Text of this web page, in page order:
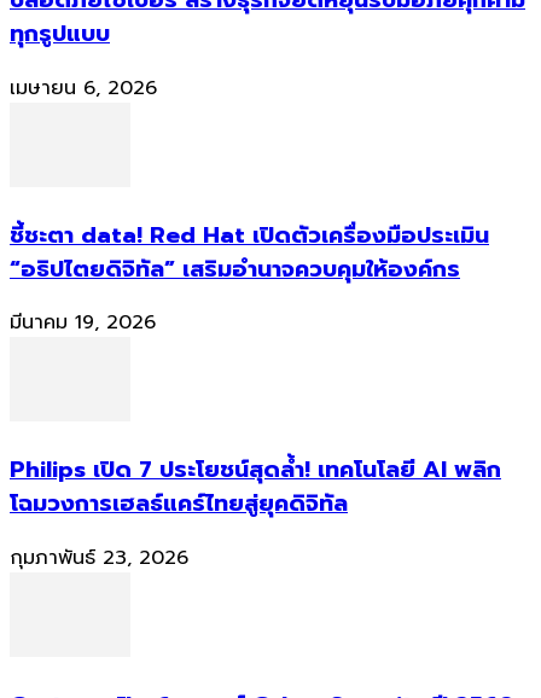
ทุกรูปแบบ
เมษายน 6, 2026
ชี้ชะตา data! Red Hat เปิดตัวเครื่องมือประเมิน
“อธิปไตยดิจิทัล” เสริมอำนาจควบคุมให้องค์กร
มีนาคม 19, 2026
Philips เปิด 7 ประโยชน์สุดล้ำ! เทคโนโลยี AI พลิก
โฉมวงการเฮลธ์แคร์ไทยสู่ยุคดิจิทัล
กุมภาพันธ์ 23, 2026